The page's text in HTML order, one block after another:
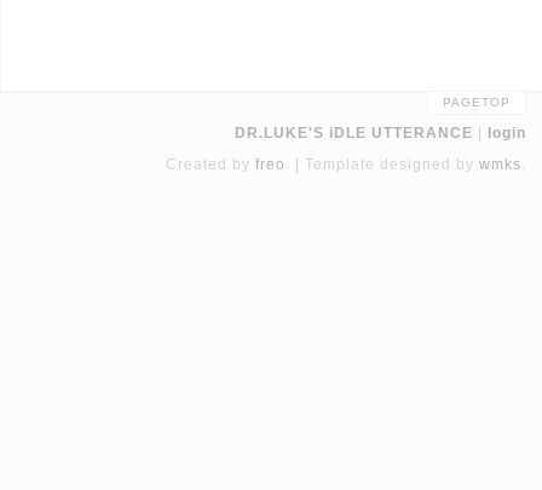
PAGETOP
DR.LUKE'S iDLE UTTERANCE
login
Created by freo . Template designed by wmks.